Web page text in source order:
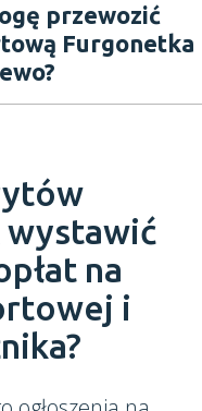
przewozić
Furgonetka
wystawić
na
i